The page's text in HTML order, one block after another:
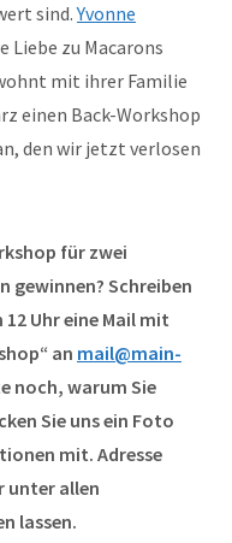
sind.Yvonne
zu Macarons
mit ihrer Familie
einen Back-Workshop
den wir jetzt verlosen
für zwei
gewinnen? Schreiben
12 Uhr eine Mail mit
an mail@main-
noch, warum Sie
Sie uns ein Foto
mit. Adresse
unter allen
lassen.